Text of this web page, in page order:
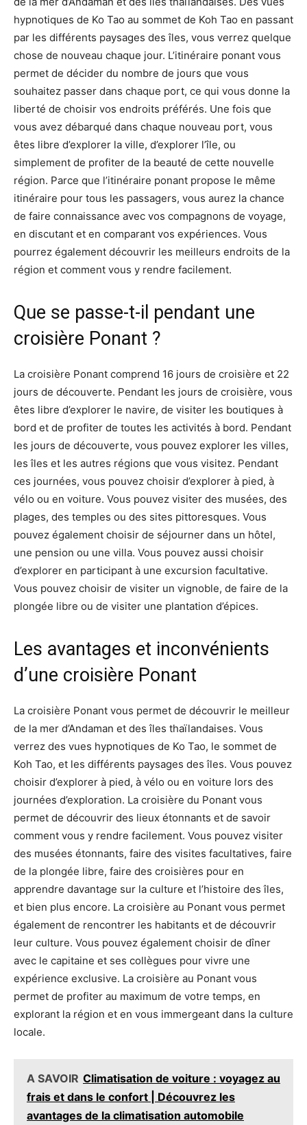
hypnotiques de Ko Tao au sommet de Koh Tao en passant
par les différents paysages des îles, vous verrez quelque
chose de nouveau chaque jour. L’itinéraire ponant vous
permet de décider du nombre de jours que vous
souhaitez passer dans chaque port, ce qui vous donne la
liberté de choisir vos endroits préférés. Une fois que
vous avez débarqué dans chaque nouveau port, vous
êtes libre d’explorer la ville, d’explorer l’île, ou
simplement de profiter de la beauté de cette nouvelle
région. Parce que l’itinéraire ponant propose le même
itinéraire pour tous les passagers, vous aurez la chance
de faire connaissance avec vos compagnons de voyage,
en discutant et en comparant vos expériences. Vous
pourrez également découvrir les meilleurs endroits de la
région et comment vous y rendre facilement.
Que se passe-t-il pendant une
croisière Ponant ?
La croisière Ponant comprend 16 jours de croisière et 22
jours de découverte. Pendant les jours de croisière, vous
êtes libre d’explorer le navire, de visiter les boutiques à
bord et de profiter de toutes les activités à bord. Pendant
les jours de découverte, vous pouvez explorer les villes,
les îles et les autres régions que vous visitez. Pendant
ces journées, vous pouvez choisir d’explorer à pied, à
vélo ou en voiture. Vous pouvez visiter des musées, des
plages, des temples ou des sites pittoresques. Vous
pouvez également choisir de séjourner dans un hôtel,
une pension ou une villa. Vous pouvez aussi choisir
d’explorer en participant à une excursion facultative.
Vous pouvez choisir de visiter un vignoble, de faire de la
plongée libre ou de visiter une plantation d’épices.
Les avantages et inconvénients
d’une croisière Ponant
La croisière Ponant vous permet de découvrir le meilleur
de la mer d’Andaman et des îles thaïlandaises. Vous
verrez des vues hypnotiques de Ko Tao, le sommet de
Koh Tao, et les différents paysages des îles. Vous pouvez
choisir d’explorer à pied, à vélo ou en voiture lors des
journées d’exploration. La croisière du Ponant vous
permet de découvrir des lieux étonnants et de savoir
comment vous y rendre facilement. Vous pouvez visiter
des musées étonnants, faire des visites facultatives, faire
de la plongée libre, faire des croisières pour en
apprendre davantage sur la culture et l’histoire des îles,
et bien plus encore. La croisière au Ponant vous permet
également de rencontrer les habitants et de découvrir
leur culture. Vous pouvez également choisir de dîner
avec le capitaine et ses collègues pour vivre une
expérience exclusive. La croisière au Ponant vous
permet de profiter au maximum de votre temps, en
explorant la région et en vous immergeant dans la culture
locale.
A SAVOIR Climatisation de voiture : voyagez au
frais et dans le confort | Découvrez les
avantages de la climatisation automobile